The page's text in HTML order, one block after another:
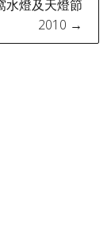
水燈及天燈節
2010 →